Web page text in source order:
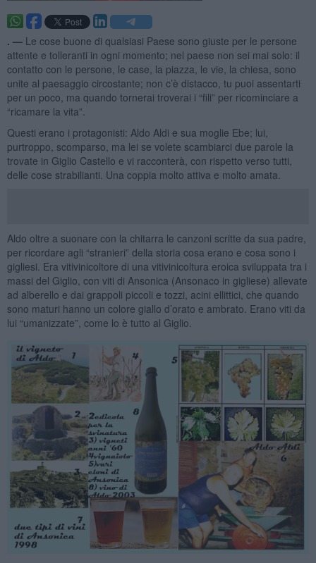
. — Le cose buone di qualsiasi Paese sono giuste per le persone
attente e tolleranti in ogni momento; nel paese non sei mai solo: il
contatto con le persone, le case, la piazza, le vie, la chiesa, sono
unite al paesaggio circostante; non c’è distacco, tu puoi assentarti
per un poco, ma quando tornerai troverai i “fili” per ricominciare a
“ricamare la vita”.
Questi erano i protagonisti: Aldo Aldi e sua moglie Ebe; lui,
purtroppo, scomparso, ma lei se volete scambiarci due parole la
trovate in Giglio Castello e vi racconterà, con rispetto verso tutti,
delle cose strabilianti. Una coppia molto attiva e molto amata.
Aldo oltre a suonare con la chitarra le canzoni scritte da sua padre,
per ricordare agli “stranieri” della storia cosa erano e cosa sono i
gigliesi. Era vitivinicoltore di una vitivinicoltura eroica sviluppata tra i
massi del Giglio, con viti di Ansonica (Ansonaco in gigliese) allevate
ad alberello e dai grappoli piccoli e tozzi, acini ellittici, che quando
sono maturi hanno un colore giallo d’orato e ambrato. Erano viti da
lui “umanizzate”, come lo è tutto al Giglio.